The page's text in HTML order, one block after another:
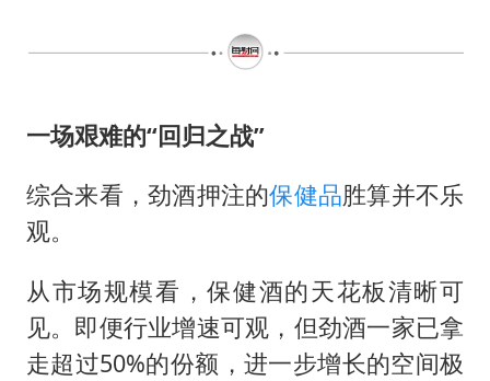
一场艰难的“回归之战”
综合来看，劲酒押注的保健品胜算并不乐
观。
从市场规模看，保健酒的天花板清晰可
见。即便行业增速可观，但劲酒一家已拿
走超过50%的份额，进一步增长的空间极